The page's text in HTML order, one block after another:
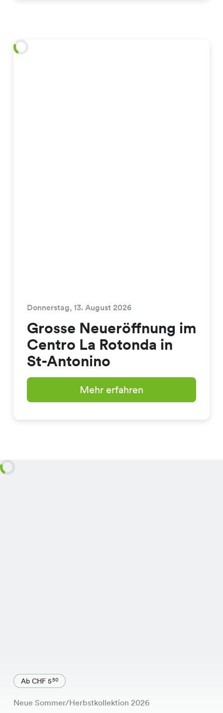
Donnerstag, 13. August 2026
Grosse Neueröffnung im
Centro La Rotonda in
St-Antonino
Mehr erfahren
Ab CHF 550
Neue Sommer/Herbstkollektion 2026